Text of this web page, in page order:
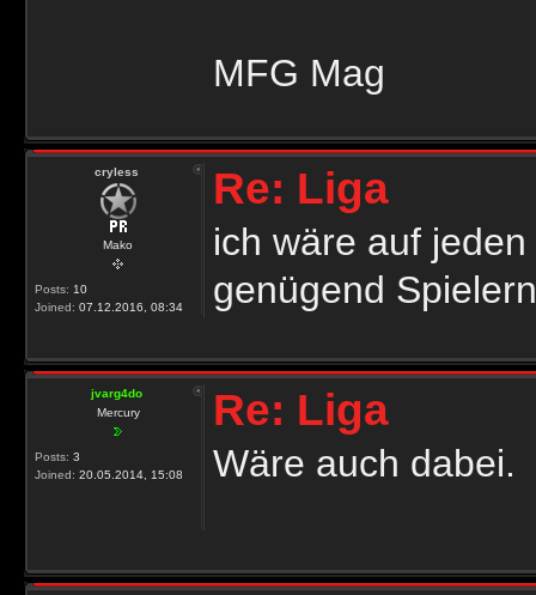
MFG Mag
cryless
Mako
Posts: 10
Joined: 07.12.2016, 08:34
Re: Liga
ich wäre auf
genügend
jvarg4do
Mercury
Posts: 3
Joined: 20.05.2014, 15:08
Re: Liga
Wäre auch dabei.